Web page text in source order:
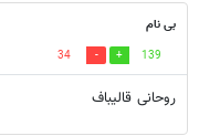
بی نام
139
34
روحانی قالیباف